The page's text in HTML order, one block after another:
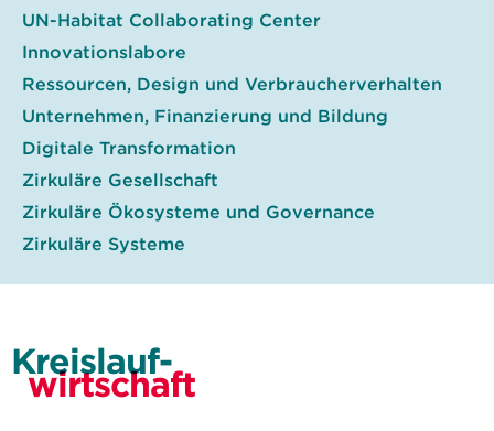
UN-Habitat Collaborating Center
Innovationslabore
Ressourcen, Design und Verbraucherverhalten
Unternehmen, Finanzierung und Bildung
Digitale Transformation
Zirkuläre Gesellschaft
Zirkuläre Ökosysteme und Governance
Zirkuläre Systeme
Kreislauf-
wirtschaft